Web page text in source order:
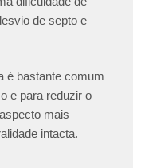
de septo e
é bastante comum
e para reduzir o
mais
intacta.